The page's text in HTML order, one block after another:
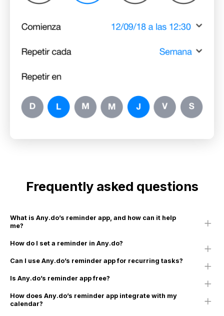
Frequently asked questions
What is Any.do’s reminder app, and how can it help
me?
How do I set a reminder in Any.do?
Can I use Any.do’s reminder app for recurring tasks?
Is Any.do’s reminder app free?
How does Any.do’s reminder app integrate with my
calendar?